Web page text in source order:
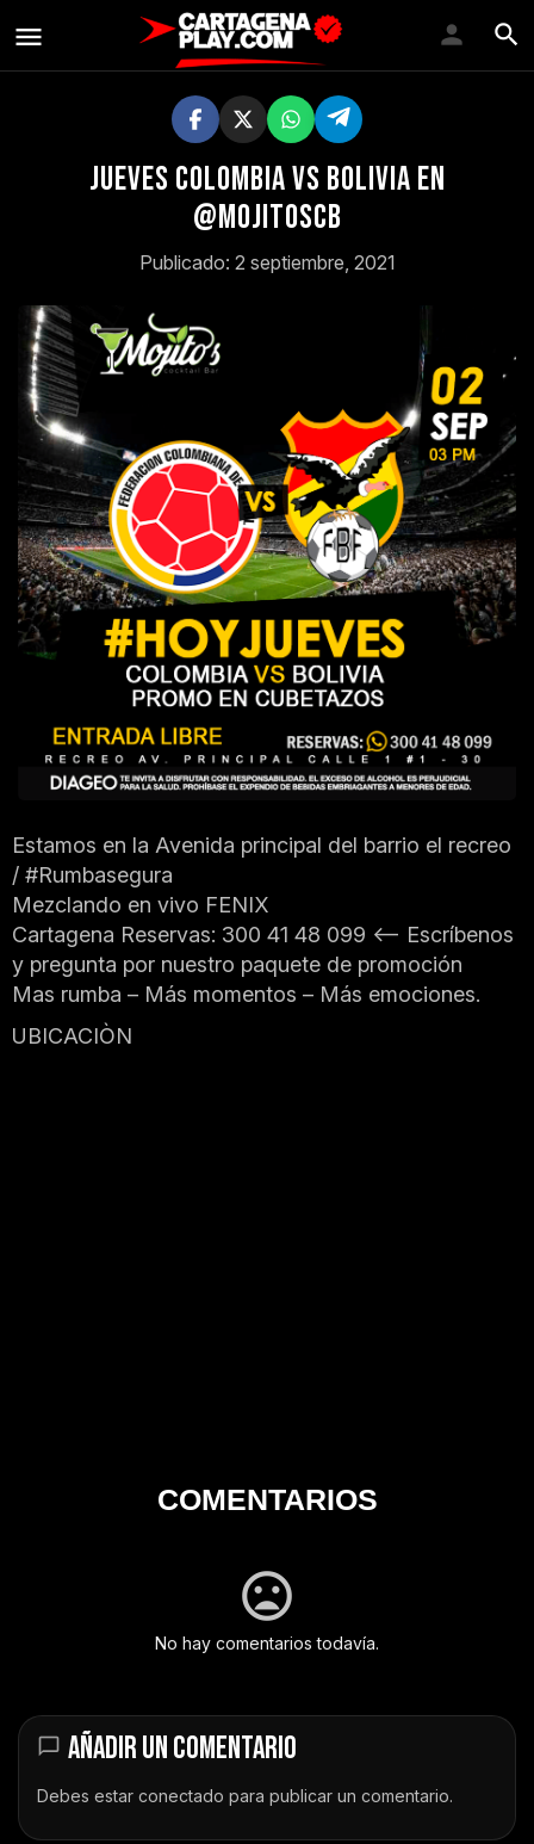
Jueves colombia vs Bolivia en
@Mojitoscb
Publicado: 2 septiembre, 2021
Estamos en la Avenida principal del barrio el recreo
/ #Rumbasegura
Mezclando en vivo FENIX
Cartagena Reservas: 300 41 48 099 <— Escríbenos
y pregunta por nuestro paquete de promoción
Mas rumba – Más momentos – Más emociones.
UBICACIÒN
COMENTARIOS
No hay comentarios todavía.
AÑADIR UN COMENTARIO
Debes estar conectado para publicar un comentario.